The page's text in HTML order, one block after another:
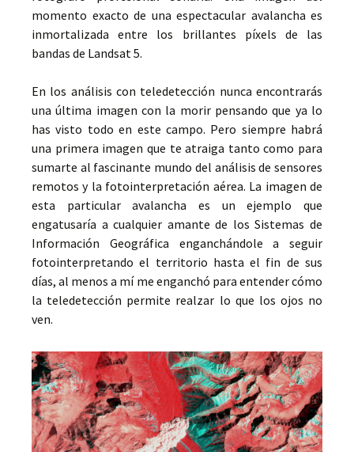
momento exacto de una espectacular avalancha es
inmortalizada entre los brillantes píxels de las
bandas de Landsat 5.
En los análisis con teledetección nunca encontrarás
una última imagen con la morir pensando que ya lo
has visto todo en este campo. Pero siempre habrá
una primera imagen que te atraiga tanto como para
sumarte al fascinante mundo del análisis de sensores
remotos y la fotointerpretación aérea. La imagen de
esta particular avalancha es un ejemplo que
engatusaría a cualquier amante de los Sistemas de
Información Geográfica enganchándole a seguir
fotointerpretando el territorio hasta el fin de sus
días, al menos a mí me enganchó para entender cómo
la teledetección permite realzar lo que los ojos no
ven.